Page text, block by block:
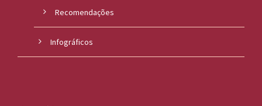
Recomendações
Infográficos